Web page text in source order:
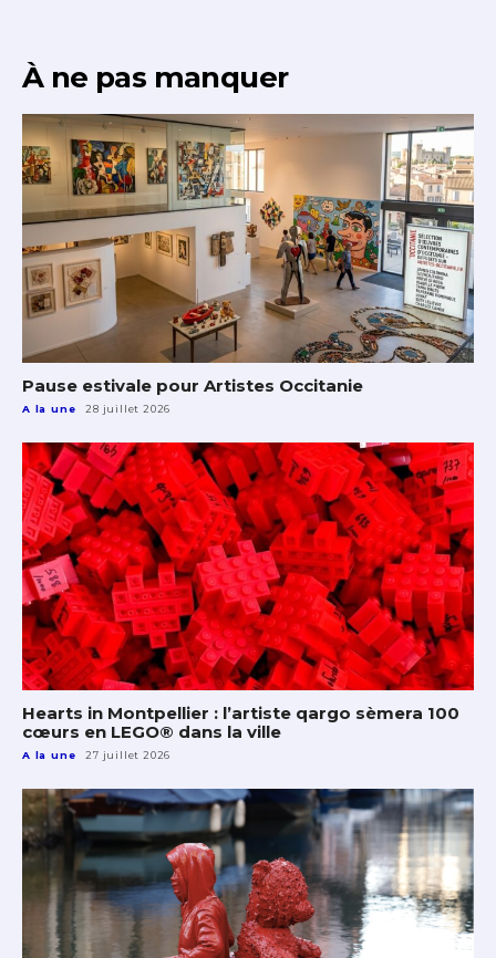
À ne pas manquer
Pause estivale pour Artistes Occitanie
A la une 28 juillet 2026
Hearts in Montpellier : l’artiste qargo sèmera 100
cœurs en LEGO® dans la ville
A la une 27 juillet 2026